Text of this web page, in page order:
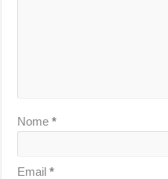
Nome*
Email*